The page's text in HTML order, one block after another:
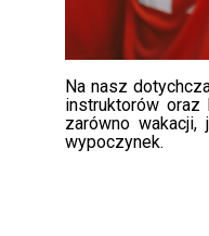
Na nasz
instruktorów oraz
zarówno
wypoczynek.